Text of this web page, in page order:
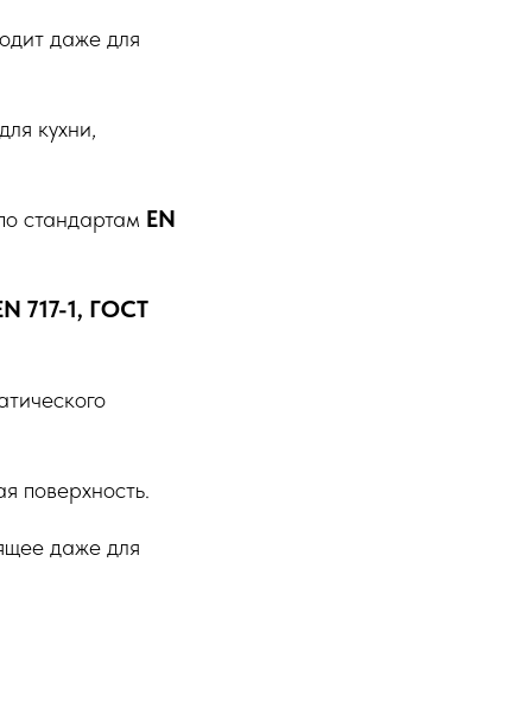
даже для
кухни,
стандартам EN
717-1, ГОСТ
поверхность.
даже для